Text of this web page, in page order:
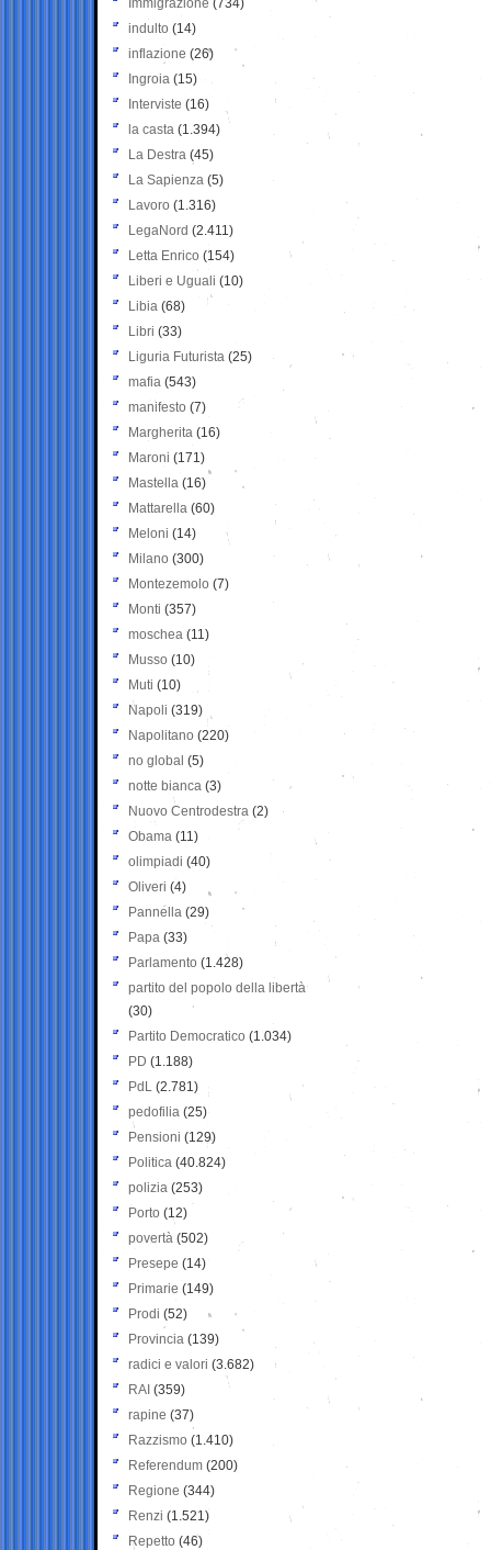
Immigrazione (734)
indulto (14)
inflazione (26)
Ingroia (15)
Interviste (16)
la casta (1.394)
La Destra (45)
La Sapienza (5)
Lavoro (1.316)
LegaNord (2.411)
Letta Enrico (154)
Liberi e Uguali (10)
Libia (68)
Libri (33)
Liguria Futurista (25)
mafia (543)
manifesto (7)
Margherita (16)
Maroni (171)
Mastella (16)
Mattarella (60)
Meloni (14)
Milano (300)
Montezemolo (7)
Monti (357)
moschea (11)
Musso (10)
Muti (10)
Napoli (319)
Napolitano (220)
no global (5)
notte bianca (3)
Nuovo Centrodestra (2)
Obama (11)
olimpiadi (40)
Oliveri (4)
Pannella (29)
Papa (33)
Parlamento (1.428)
partito del popolo della libertà
(30)
Partito Democratico (1.034)
PD (1.188)
PdL (2.781)
pedofilia (25)
Pensioni (129)
Politica (40.824)
polizia (253)
Porto (12)
povertà (502)
Presepe (14)
Primarie (149)
Prodi (52)
Provincia (139)
radici e valori (3.682)
RAI (359)
rapine (37)
Razzismo (1.410)
Referendum (200)
Regione (344)
Renzi (1.521)
Repetto (46)